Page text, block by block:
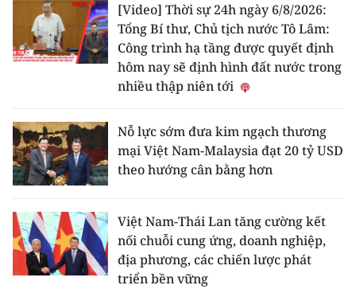
[Video] Thời sự 24h ngày 6/8/2026:
Tổng Bí thư, Chủ tịch nước Tô Lâm:
Công trình hạ tầng được quyết định
hôm nay sẽ định hình đất nước trong
nhiều thập niên tới
Nỗ lực sớm đưa kim ngạch thương
mại Việt Nam-Malaysia đạt 20 tỷ USD
theo hướng cân bằng hơn
Việt Nam-Thái Lan tăng cường kết
nối chuỗi cung ứng, doanh nghiệp,
địa phương, các chiến lược phát
triển bền vững